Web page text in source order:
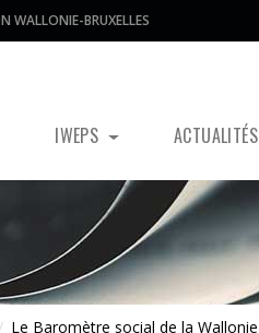
WALLONIE-BRUXELLES
IWEPS ACTUALITÉS
/ Le Baromètre social de la Wallonie